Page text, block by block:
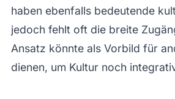
haben ebenfalls bedeutende
jedoch fehlt oft die breite
Ansatz könnte als Vorbild für
dienen, um Kultur noch